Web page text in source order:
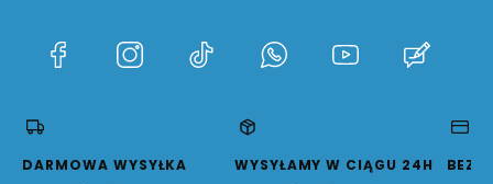
(Otwiera(Otwiera (Otwiera
nowej
(Otwiera(Otwiera
nowej
DARMOWA WYSYŁKA
WYSYŁAMY W CIĄGU 24H